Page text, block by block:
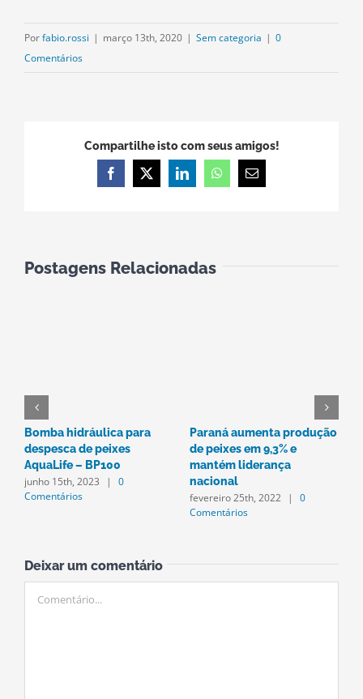
Porfabio.rossi | março 13th, 2020 | Sem categoria | 0
Comentários
Compartilhe isto com seus amigos!
Facebook
X LinkedInWhatsApp
E-
Postagens Relacionadas
Bomba hidráulica para
despesca de peixes
AquaLife – BP100
junho 15th, 2023 |
0
Comentários
Paraná aumenta produção
de peixes em 9,3% e
mantém liderança
nacional
fevereiro 25th, 2022 |
0
Comentários
Deixar um comentário
Comentário